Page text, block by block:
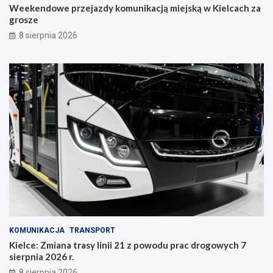
c
z
y
e
Weekendowe przejazdy komunikacją miejską w Kielcach za
grosze
8 sierpnia 2026
KOMUNIKACJA TRANSPORT
Kielce: Zmiana trasy linii 21 z powodu prac drogowych 7
sierpnia 2026 r.